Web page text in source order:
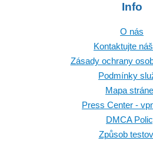
Info
O nás
Kontaktujte
Zásady ochrany
Podmínky
Mapa
Press Center -
DMCA
Způsob